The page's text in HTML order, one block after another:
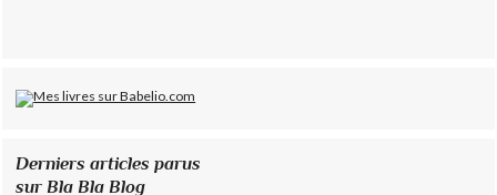
Derniers articles parus
sur Bla Bla Blog